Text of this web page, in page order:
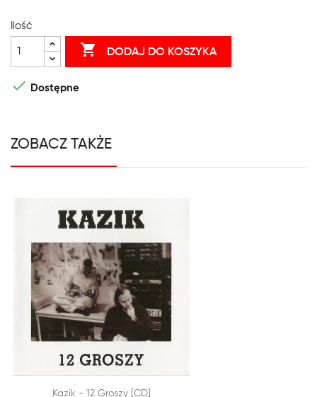
Ilość
 DODAJ DO KOSZYKA
 Dostępne
ZOBACZ TAKŻE
Kazik - 12 Groszy [CD]